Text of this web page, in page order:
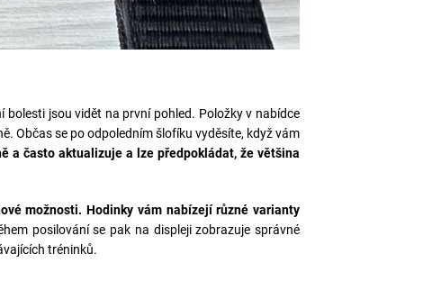
jsou vidět na první pohled. Položky v nabídce
Občas se po odpoledním šlofíku vyděsíte, když vám
a často aktualizuje a lze předpokládat, že většina
možnosti. Hodinky vám nabízejí různé varianty
posilování se pak na displeji zobrazuje správné
tréninků.